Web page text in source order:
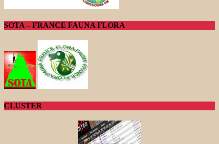
SOTA – FRANCE FAUNA FLORA
CLUSTER